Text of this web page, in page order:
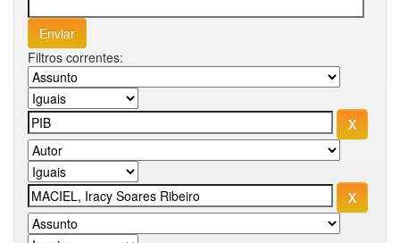
Filtros correntes: